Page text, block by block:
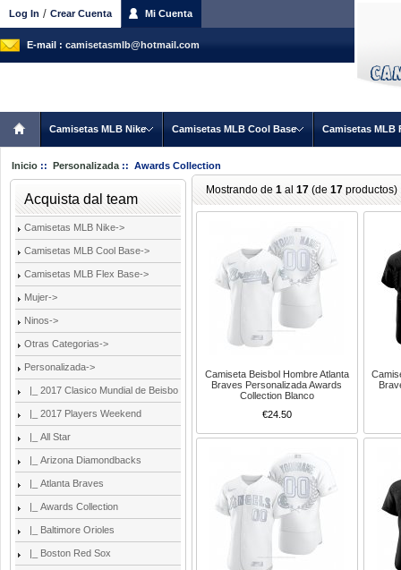
Log In / Crear Cuenta Mi Cuenta
E-mail : camisetasmlb@hotmail.com
Camisetas MLB Nike Camisetas MLB Cool Base Camisetas MLB
Inicio :: Personalizada :: Awards Collection
Acquista dal team
Camisetas MLB Nike->
Camisetas MLB Cool Base->
Camisetas MLB Flex Base->
Mujer->
Ninos->
Otras Categorias->
Personalizada->
|_ 2017 Clasico Mundial de Beisbo
|_ 2017 Players Weekend
|_ All Star
|_ Arizona Diamondbacks
|_ Atlanta Braves
|_ Awards Collection
|_ Baltimore Orioles
|_ Boston Red Sox
Mostrando de 1 al 17 (de 17 productos)
Camiseta Beisbol Hombre Atlanta
Braves Personalizada Awards
Collection Blanco
€24.50